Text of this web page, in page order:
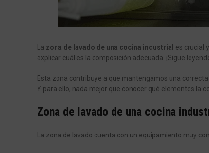
La zona de lavado de una cocina industrial es crucial
explicar cuál es la composición adecuada. ¡Sigue
Esta zona contribuye a que mantengamos una
Y para ello, nada mejor que conocer qué elementos la
Zona de lavado de una cocina
La zona de lavado cuenta con un equipamiento muy